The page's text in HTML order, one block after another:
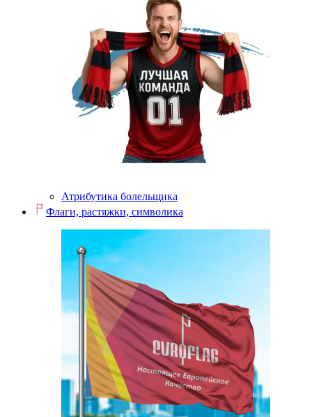
Атрибутика болельщика
Флаги, растяжки, символика